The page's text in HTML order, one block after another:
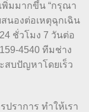
พิ่มมากขึ้น “กรุณา
สนองต่อเหตุฉุกเฉิน
ชั่วโมง 7 วันต่อ
4540 ทีมช่าง
สบปัญหาโดยเร็ว
ราการ ทำให้เรา